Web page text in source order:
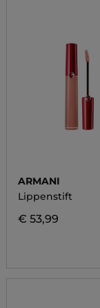
ARMANI
Lippenstift
€ 53,99